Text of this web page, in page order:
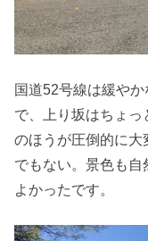
国道52号線は緩や
で、上り坂はちょ
のほうが圧倒的に
でもない。景色も
よかったです。